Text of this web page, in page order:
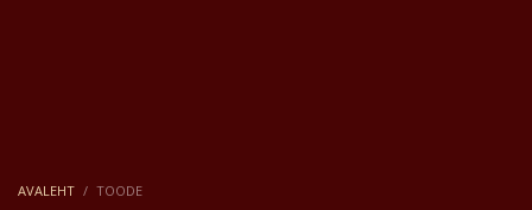
AVALEHT TOODE